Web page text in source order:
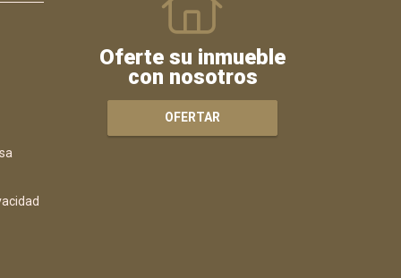
Oferte su inmueble
con nosotros
OFERTAR